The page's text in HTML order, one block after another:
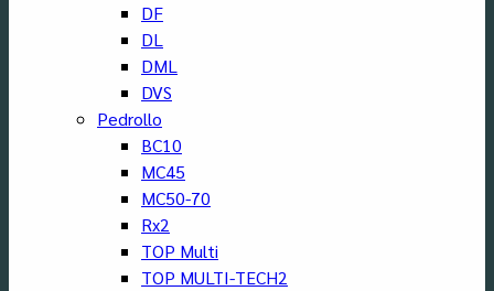
DF
DL
DML
DVS
Pedrollo
BC10
MC45
MC50-70
Rx2
TOP Multi
TOP MULTI-TECH2